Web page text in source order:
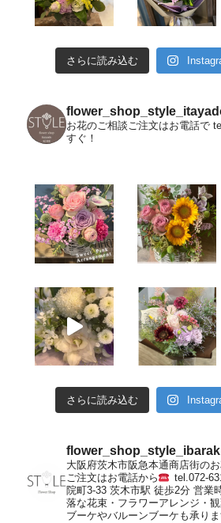
さらに読み込む
お花のご相談ご注文はお電話で
すぐ！
さらに読み込む
大阪府茨木市阪急本通商店街の
ご注文はお電話から
tel.072-
院町3-33 茨木市駅 徒歩2分 営業
落な花束・フラワーアレンジ・
ブーケやバルーンブーケも承りま